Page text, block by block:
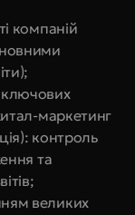
компаній
ключових
маркетинг
контроль
та
великих